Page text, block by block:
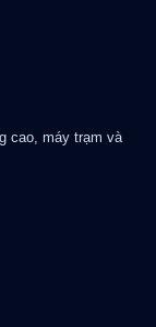
cao, máy trạm và